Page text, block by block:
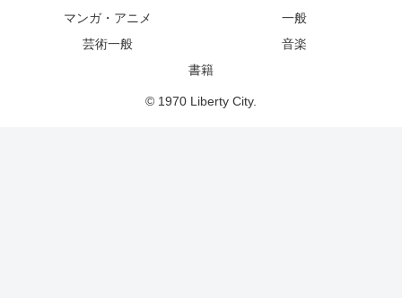
マンガ・アニメ
一般
芸術一般
音楽
書籍
© 1970 Liberty City.